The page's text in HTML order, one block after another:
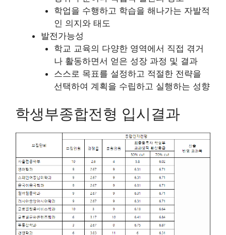
학업을 수행하고 학습을 해나가는 자발적
인 의지와 태도
발전가능성
학교 교육의 다양한 영역에서 직접 겪거
나 활동하면서 얻은 성장 과정 및 결과
스스로 목표를 설정하고 적절한 전략을
선택하여 계획을 수립하고 실행하는 성향
학생부종합전형 입시결과